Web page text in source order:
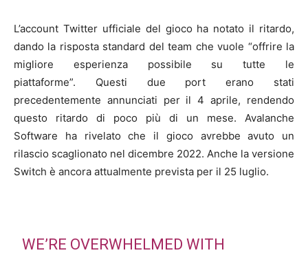
L’account Twitter ufficiale del gioco ha notato il ritardo,
dando la risposta standard del team che vuole “offrire la
migliore esperienza possibile su tutte le
piattaforme”. Questi due port erano stati
precedentemente annunciati per il 4 aprile, rendendo
questo ritardo di poco più di un mese. Avalanche
Software ha rivelato che il gioco avrebbe avuto un
rilascio scaglionato nel dicembre 2022. Anche la versione
Switch è ancora attualmente prevista per il 25 luglio.
WE’RE OVERWHELMED WITH